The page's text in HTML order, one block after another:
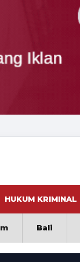
HUKUM KRIMINAL
Bali